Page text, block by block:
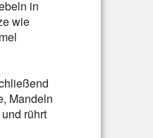
in
wie
Mandeln
rührt